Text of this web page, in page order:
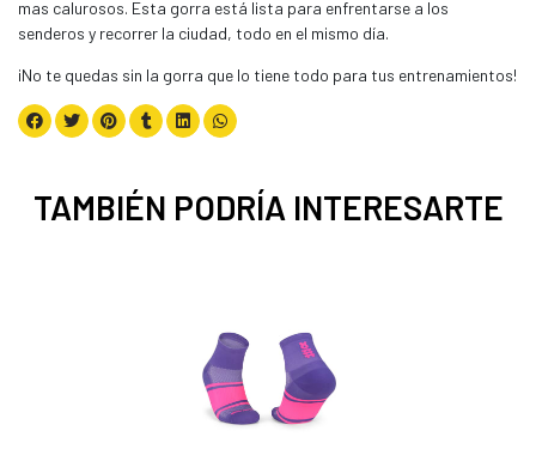
mas calurosos. Esta gorra está lista para enfrentarse a los
senderos y recorrer la ciudad, todo en el mismo día.
¡No te quedas sin la gorra que lo tiene todo para tus entrenamientos!
TAMBIÉN PODRÍA INTERESARTE